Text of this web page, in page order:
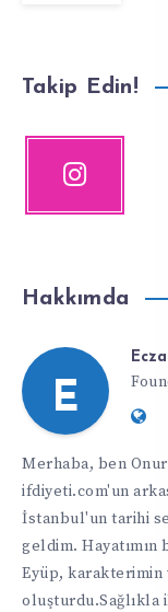
Takip Edin!
Hakkımda
E
Merhaba, ben Onur
ifdiyeti.com'un
İstanbul'un tarihi
geldim. Hayatımın
Eyüp, karakterimin
oluşturdu.Sağlıkla